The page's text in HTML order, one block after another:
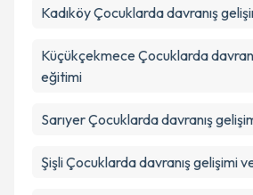
KadıköyÇocuklarda davranış
Küçükçekmece Çocuklarda
eğitimi
SarıyerÇocuklarda davranış
ŞişliÇocuklarda davranış gelişimi